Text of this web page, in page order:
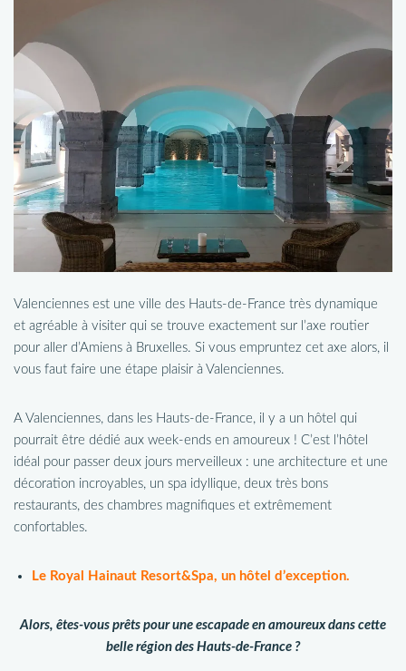
Valenciennes est une ville des Hauts-de-France très dynamique
et agréable à visiter qui se trouve exactement sur l’axe routier
pour aller d’Amiens à Bruxelles. Si vous empruntez cet axe alors, il
vous faut faire une étape plaisir à Valenciennes.
A Valenciennes, dans les Hauts-de-France, il y a un hôtel qui
pourrait être dédié aux week-ends en amoureux ! C’est l’hôtel
idéal pour passer deux jours merveilleux : une architecture et une
décoration incroyables, un spa idyllique, deux très bons
restaurants, des chambres magnifiques et extrêmement
confortables.
Le Royal Hainaut Resort&Spa, un hôtel d’exception.
Alors, êtes-vous prêts pour une escapade en amoureux dans cette
belle région des Hauts-de-France ?